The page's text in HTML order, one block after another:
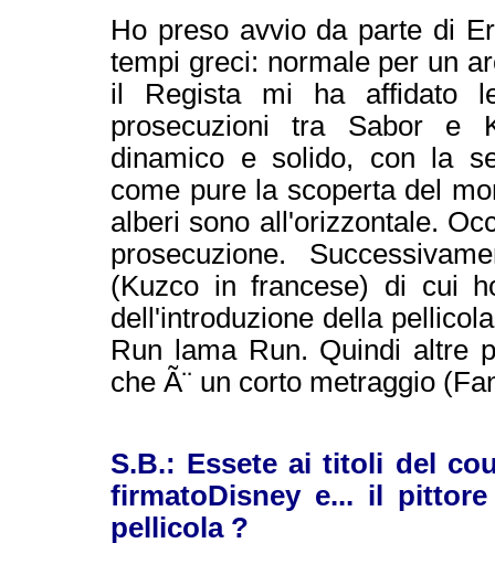
Ho preso avvio da parte di
tempi greci: normale per un
il Regista mi ha affidato
prosecuzioni tra Sabor e
dinamico e solido, con la
come pure la scoperta del
alberi sono all'orizzontale.
prosecuzione.
(Kuzco in francese) di cui
dell'introduzione della
Run lama Run. Quindi altre
che Ã¨ un corto metraggio
S.B.: Essete ai titoli del
firmatoDisney e... il
pellicola ?